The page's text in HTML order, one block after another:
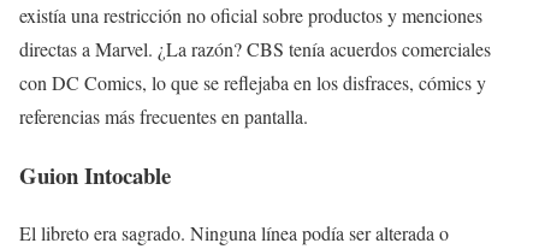
existía una restricción no oficial sobre productos y menciones
directas a Marvel. ¿La razón? CBS tenía acuerdos comerciales
con DC Comics, lo que se reflejaba en los disfraces, cómics y
referencias más frecuentes en pantalla.
Guion Intocable
El libreto era sagrado. Ninguna línea podía ser alterada o